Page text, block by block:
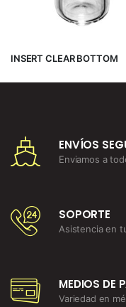
INSERT CLEAR BOTTOM
ENVÍOS
Enviamos a
SOPORTE
Asistencia en
MEDIOS DE
Variedad en